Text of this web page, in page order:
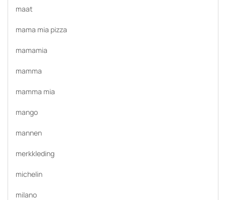
maat
mama mia pizza
mamamia
mamma
mamma mia
mango
mannen
merkkleding
michelin
milano